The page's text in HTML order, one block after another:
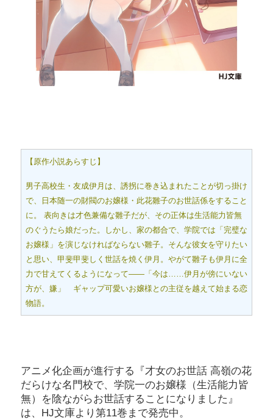
【原作小説あらすじ】
男子高校生・友成伊月は、誘拐に巻き込まれたことが切っ掛け
で、日本随一の財閥のお嬢様・此花雛子のお世話係をすること
に。 表向きは才色兼備な雛子だが、その正体は生活能力皆無
のぐうたら娘だった。しかし、家の都合で、学院では「完璧な
お嬢様」を演じなければならない雛子。そんな彼女を守りたい
と思い、甲斐甲斐しく世話を焼く伊月。やがて雛子も伊月に全
力で甘えてくるようになって――「今は……伊月が傍にいない
方が、嫌」 ギャップ可愛いお嬢様との主従を越えて始まる恋
物語。
アニメ化企画が進行する『才女のお世話 高嶺の花
だらけな名門校で、学院一のお嬢様（生活能力皆
無）を陰ながらお世話することになりました』
は、HJ文庫より第11巻まで発売中。